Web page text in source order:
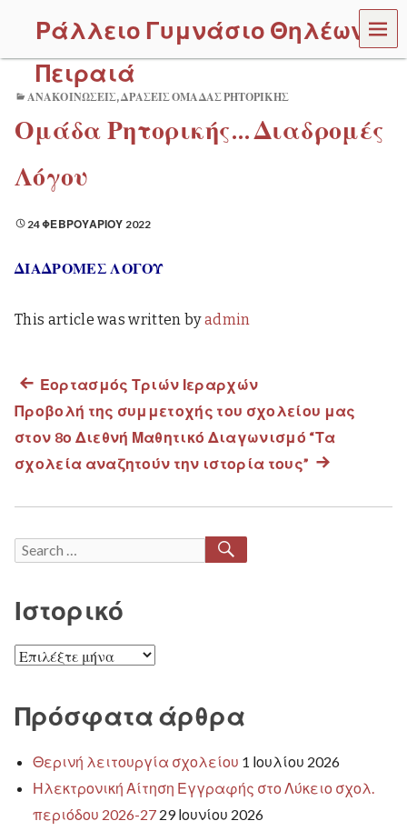
Ράλλειο Γυμνάσιο Θηλέων
Πειραιά
MEN
U
ΑΝΑΚΟΙΝΏΣΕΙΣ,ΔΡΆΣΕΙΣ ΟΜΆΔΑΣ ΡΗΤΟΡΙΚΉΣ
Ομάδα Ρητορικής… Διαδρομές
Λόγου
24 ΦΕΒΡΟΥΑΡΊΟΥ 2022
ΔΙΑΔΡΟΜΕΣ ΛΟΓΟΥ
This article was written byadmin
Πλοήγηση
άρθρων
Previous
post:
Εορτασμός Τριών Ιεραρχών
Προβολή της συμμετοχής του σχολείου μας
στον 8ο Διεθνή Μαθητικό Διαγωνισμό “Τα
σχολεία αναζητούν την ιστορία τους” Next
Search
Ιστορικό
Ιστορικό
Πρόσφατα άρθρα
Θερινή λειτουργία σχολείου 1 Ιουλίου 2026
Ηλεκτρονική Αίτηση Εγγραφής στο Λύκειο σχολ.
περιόδου 2026-27 29 Ιουνίου 2026